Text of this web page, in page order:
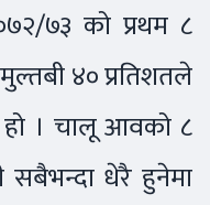
७३ को प्रथम ८
४० प्रतिशतले
। चालू आवको ८
सबैभन्दा धेरै हुनेमा